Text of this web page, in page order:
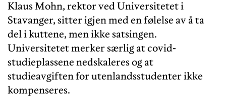
Klaus Mohn, rektor ved Universitetet i
Stavanger, sitter igjen med en følelse av å ta
del i kuttene, men ikke satsingen.
Universitetet merker særlig at covid-
studieplassene nedskaleres og at
studieavgiften for utenlandsstudenter ikke
kompenseres.